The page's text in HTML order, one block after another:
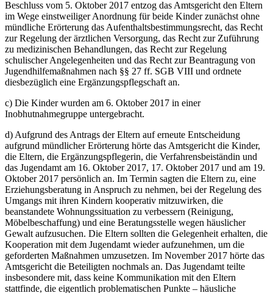
Beschluss vom 5. Oktober 2017 entzog das Amtsgericht den Eltern
im Wege einstweiliger Anordnung für beide Kinder zunächst ohne
mündliche Erörterung das Aufenthaltsbestimmungsrecht, das Recht
zur Regelung der ärztlichen Versorgung, das Recht zur Zuführung
zu medizinischen Behandlungen, das Recht zur Regelung
schulischer Angelegenheiten und das Recht zur Beantragung von
Jugendhilfemaßnahmen nach §§ 27 ff. SGB VIII und ordnete
diesbezüglich eine Ergänzungspflegschaft an.
c) Die Kinder wurden am 6. Oktober 2017 in einer
Inobhutnahmegruppe untergebracht.
d) Aufgrund des Antrags der Eltern auf erneute Entscheidung
aufgrund mündlicher Erörterung hörte das Amtsgericht die Kinder,
die Eltern, die Ergänzungspflegerin, die Verfahrensbeiständin und
das Jugendamt am 16. Oktober 2017, 17. Oktober 2017 und am 19.
Oktober 2017 persönlich an. Im Termin sagten die Eltern zu, eine
Erziehungsberatung in Anspruch zu nehmen, bei der Regelung des
Umgangs mit ihren Kindern kooperativ mitzuwirken, die
beanstandete Wohnungssituation zu verbessern (Reinigung,
Möbelbeschaffung) und eine Beratungsstelle wegen häuslicher
Gewalt aufzusuchen. Die Eltern sollten die Gelegenheit erhalten, die
Kooperation mit dem Jugendamt wieder aufzunehmen, um die
geforderten Maßnahmen umzusetzen. Im November 2017 hörte das
Amtsgericht die Beteiligten nochmals an. Das Jugendamt teilte
insbesondere mit, dass keine Kommunikation mit den Eltern
stattfinde, die eigentlich problematischen Punkte – häusliche